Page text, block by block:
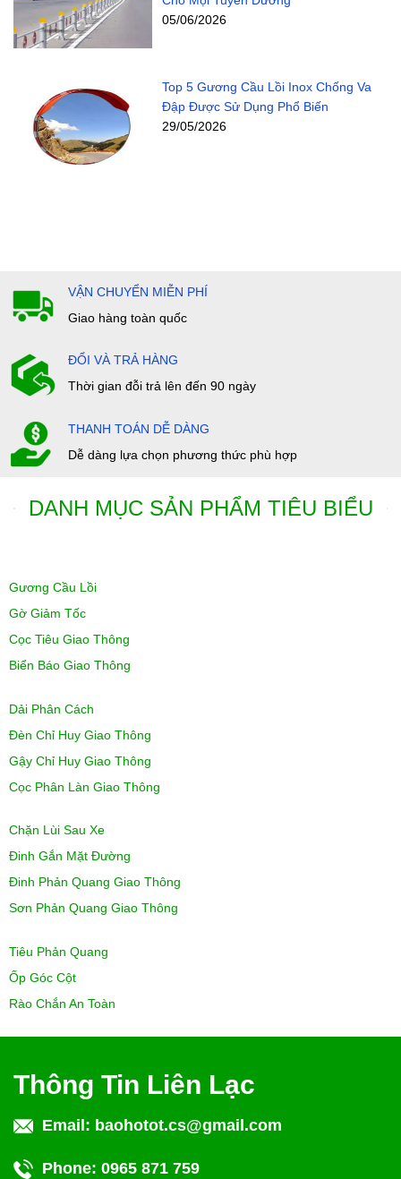
05/06/2026
Top 5 Gương Cầu Lồi Inox Chống Va
Đập Được Sử Dụng Phổ Biến
29/05/2026
VẬN CHUYỂN MIỄN PHÍ
Giao hàng toàn quốc
ĐỔI VÀ TRẢ HÀNG
Thời gian đỗi trả lên đến 90 ngày
THANH TOÁN DỄ DÀNG
Dễ dàng lựa chọn phương thức phù hợp
DANH MỤC SẢN PHẨM TIÊU BIỂU
Gương Cầu Lồi
Gờ Giảm Tốc
Cọc Tiêu Giao Thông
Biển Báo Giao Thông
Dải Phân Cách
Đèn Chỉ Huy Giao Thông
Gậy Chỉ Huy Giao Thông
Cọc Phân Làn Giao Thông
Chặn Lùi Sau Xe
Đinh Gắn Mặt Đường
Đinh Phản Quang Giao Thông
Sơn Phản Quang Giao Thông
Tiêu Phản Quang
Ốp Góc Cột
Rào Chắn An Toàn
Thông Tin Liên Lạc
Email: baohotot.cs@gmail.com
Phone: 0965 871 759